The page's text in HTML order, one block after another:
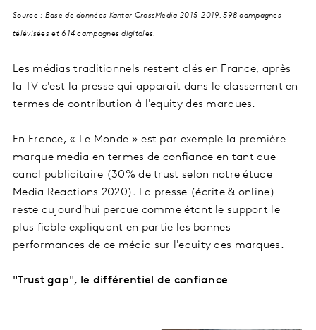
Source : Base de données Kantar CrossMedia 2015-2019. 598 campagnes
télévisées et 614 campagnes digitales.
Les médias traditionnels restent clés en France, après
la TV c'est la presse qui apparait dans le classement en
termes de contribution à l'equity des marques.
En France, « Le Monde » est par exemple la première
marque media en termes de confiance en tant que
canal publicitaire (30% de trust selon notre étude
Media Reactions 2020). La presse (écrite & online)
reste aujourd'hui perçue comme étant le support le
plus fiable expliquant en partie les bonnes
performances de ce média sur l'equity des marques.
"Trust gap", le différentiel de confiance